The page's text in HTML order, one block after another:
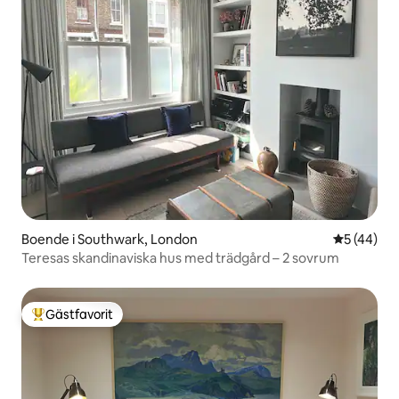
Boende i Southwark, London 5 av 5 i
5 (44)
Teresas skandinaviska hus med trädgård – 2 sovrum
Populär gästfavorit
Gästfavorit